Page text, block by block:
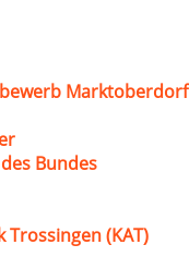
Marktoberdorf
Bundes
(KAT)